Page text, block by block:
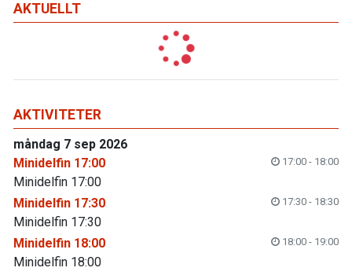
AKTUELLT
AKTIVITETER
måndag 7 sep 2026
Minidelfin 17:00
17:00 - 18:00
Minidelfin 17:00
Minidelfin 17:30
17:30 - 18:30
Minidelfin 17:30
Minidelfin 18:00
18:00 - 19:00
Minidelfin 18:00